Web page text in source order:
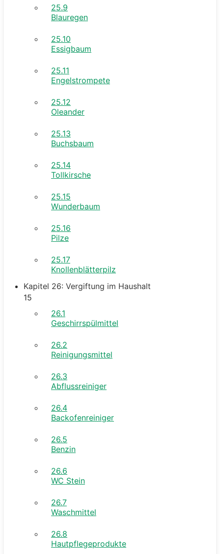
25.9
Blauregen
25.10
Essigbaum
25.11
Engelstrompete
25.12
Oleander
25.13
Buchsbaum
25.14
Tollkirsche
25.15
Wunderbaum
25.16
Pilze
25.17
Knollenblätterpilz
Kapitel 26: Vergiftung im Haushalt
15
26.1
Geschirrspülmittel
26.2
Reinigungsmittel
26.3
Abflussreiniger
26.4
Backofenreiniger
26.5
Benzin
26.6
WC Stein
26.7
Waschmittel
26.8
Hautpflegeprodukte